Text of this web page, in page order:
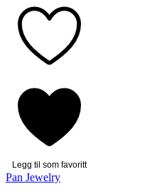
Legg til som favoritt
Pan Jewelry